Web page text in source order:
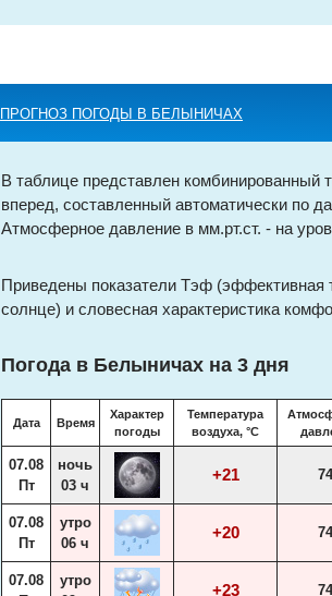
ПРОГНОЗ ПОГОДЫ В БЕЛЫНИЧАХ
В таблице представлен комбинированный
вперед, составленный автоматически по
Атмосферное давление в мм.рт.ст. - на
Приведены показатели Тэф (эффективная
солнце) и словесная характеристика
Погода в Белыничах на 3 дня
Дата Время
Характер
погоды
Температура
воздуха, °С
07.08
Пт
ночь
03 ч
+21
07.08
Пт
утро
06 ч
+20
07.08
утро
+23